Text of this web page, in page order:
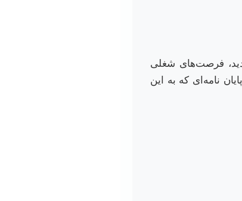
فرصت‌های شغلی
نامه‌ای که به این